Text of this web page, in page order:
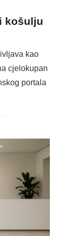
košulju
kao
cjelokupan
portala